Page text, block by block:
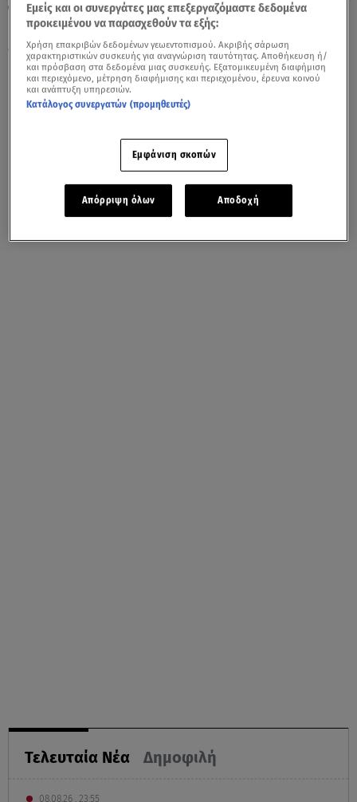
10.06.25, 21:12
Άγιος Στέφανος: Εργάτης που κλάδευε
έπεσε στις γραμμές του τρένου!
Τελευταία Νέα Δημοφιλή
08.08.26 , 23:55
Εμείς και οι συνεργάτες μας επεξεργαζόμαστε δεδομένα
προκειμένου να παρασχεθούν τα εξής:
Χρήση επακριβών δεδομένων γεωεντοπισμού. Ακριβής σάρωση
χαρακτηριστικών συσκευής για αναγνώριση ταυτότητας. Αποθήκευση ή/
και πρόσβαση στα δεδομένα μιας συσκευής. Εξατομικευμένη διαφήμιση
και περιεχόμενο, μέτρηση διαφήμισης και περιεχομένου, έρευνα κοινού
και ανάπτυξη υπηρεσιών.
Κατάλογος συνεργατών (προμηθευτές)
Εμφάνιση σκοπών
Απόρριψη όλων Αποδοχή